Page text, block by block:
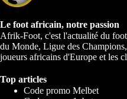
Le foot africain, notre passion
Afrik-Foot, c'est l'actualité du
du Monde, Ligue des
joueurs africains d'Europe et les
Top articles
Code promo Melbet